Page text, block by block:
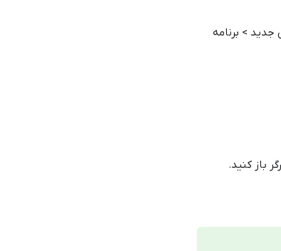
> برنامه
باز کنید.